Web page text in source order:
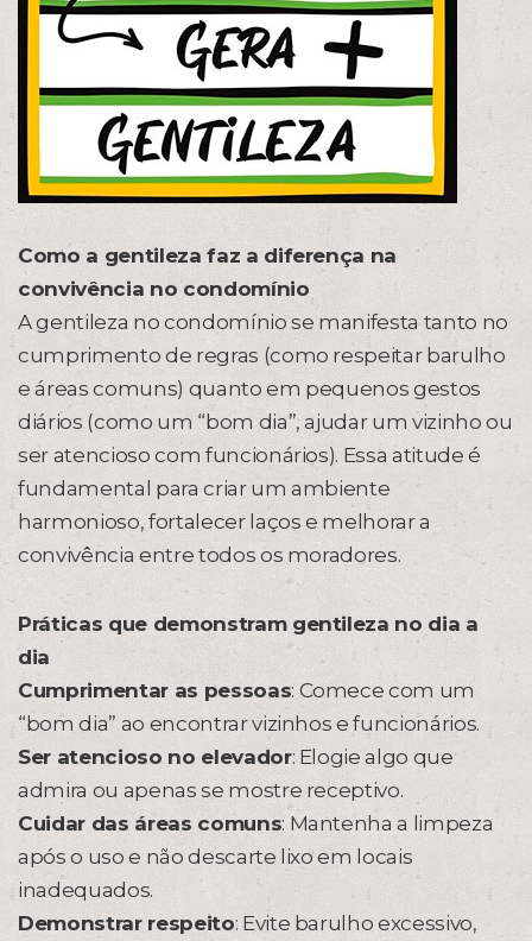
Como a gentileza faz a diferença na
convivência no condomínio
A gentileza no condomínio se manifesta tanto no
cumprimento de regras (como respeitar barulho
e áreas comuns) quanto em pequenos gestos
diários (como um “bom dia”, ajudar um vizinho ou
ser atencioso com funcionários). Essa atitude é
fundamental para criar um ambiente
harmonioso, fortalecer laços e melhorar a
convivência entre todos os moradores.
Práticas que demonstram gentileza no dia a
dia
Cumprimentar as pessoas: Comece com um
“bom dia” ao encontrar vizinhos e funcionários.
Ser atencioso no elevador: Elogie algo que
admira ou apenas se mostre receptivo.
Cuidar das áreas comuns: Mantenha a limpeza
após o uso e não descarte lixo em locais
inadequados.
Demonstrar respeito: Evite barulho excessivo,